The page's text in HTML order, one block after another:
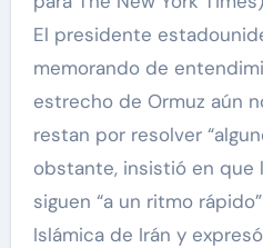
El presidente
memorando de
estrecho de Ormuz aún
restan por resolver
obstante, insistió en que
siguen “a un ritmo
Islámica de Irán y